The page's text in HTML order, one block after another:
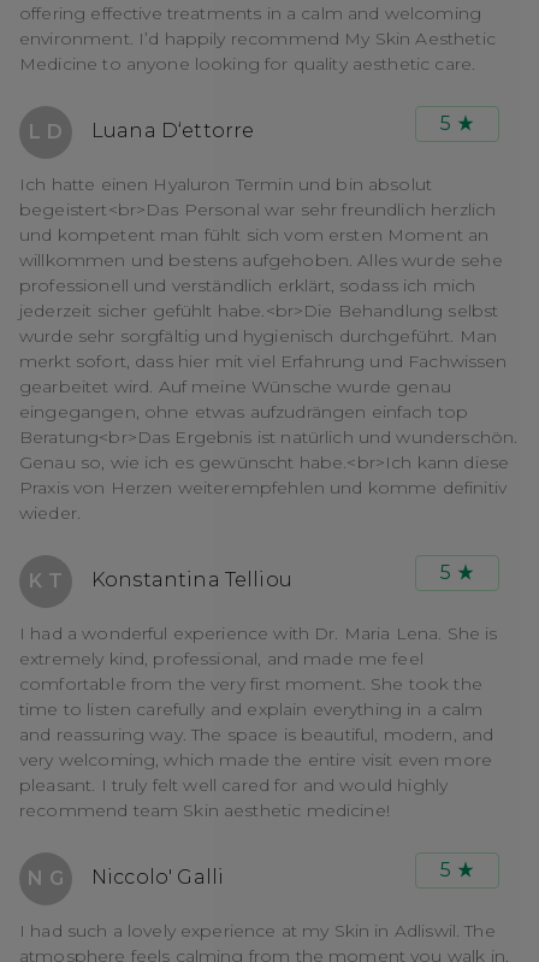
offering effective treatments in a calm and welcoming
environment. I’d happily recommend My Skin Aesthetic
Medicine to anyone looking for quality aesthetic care.
L D Luana D‘ettorre 5
Ich hatte einen Hyaluron Termin und bin absolut
begeistert<br>Das Personal war sehr freundlich herzlich
und kompetent man fühlt sich vom ersten Moment an
willkommen und bestens aufgehoben. Alles wurde sehe
professionell und verständlich erklärt, sodass ich mich
jederzeit sicher gefühlt habe.<br>Die Behandlung selbst
wurde sehr sorgfältig und hygienisch durchgeführt. Man
merkt sofort, dass hier mit viel Erfahrung und Fachwissen
gearbeitet wird. Auf meine Wünsche wurde genau
eingegangen, ohne etwas aufzudrängen einfach top
Beratung<br>Das Ergebnis ist natürlich und wunderschön.
Genau so, wie ich es gewünscht habe.<br>Ich kann diese
Praxis von Herzen weiterempfehlen und komme definitiv
wieder.
K T Konstantina Telliou 5
I had a wonderful experience with Dr. Maria Lena. She is
extremely kind, professional, and made me feel
comfortable from the very first moment. She took the
time to listen carefully and explain everything in a calm
and reassuring way. The space is beautiful, modern, and
very welcoming, which made the entire visit even more
pleasant. I truly felt well cared for and would highly
recommend team Skin aesthetic medicine!
N G Niccolo' Galli 5
I had such a lovely experience at my Skin in Adliswil. The
atmosphere feels calming from the moment you walk in,